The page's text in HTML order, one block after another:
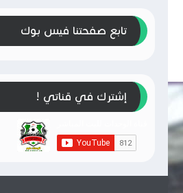
تابع صفحتنا فيس بوك
إشترك في قناتي !